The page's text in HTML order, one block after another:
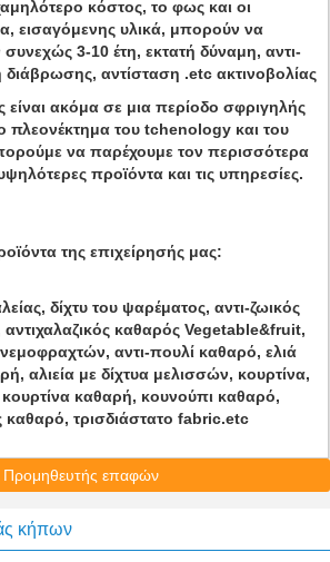
κόστος, το φως και οι
εισαγόμενης υλικά, μπορούν να
3-10 έτη, εκτατή δύναμη, αντι-
αντίσταση .etc ακτινοβολίας
είναι ακόμα σε μια περίοδο σφριγηλής
πλεονέκτημα του tchenology και του
να παρέχουμε τον περισσότερα
προϊόντα και τις υπηρεσίες.
της επιχείρησής μας:
δίχτυ του ψαρέματος, αντι-ζωικός
καθαρός Vegetable&fruit,
αντι-πουλί καθαρό, ελιά
αλιεία με δίχτυα μελισσών, κουρτίνα,
καθαρή, κουνούπι καθαρό,
καθαρό, τρισδιάστατο fabric.etc
Προμηθευτής επαφών
κήπων